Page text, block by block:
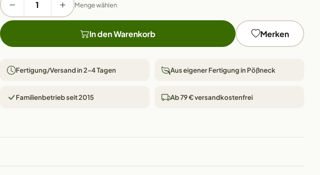
Menge wählen
In den Warenkorb Merken
Fertigung/Versand in 2–4 Tagen Aus eigener Fertigung in Pößneck
Familienbetrieb seit 2015 Ab 79 € versandkostenfrei